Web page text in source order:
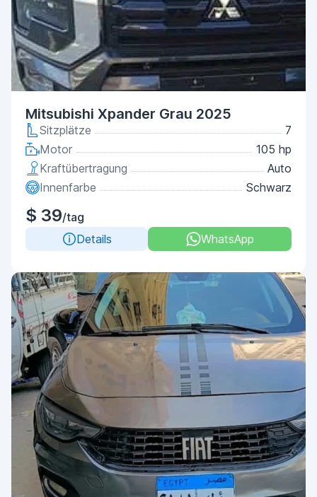
Mitsubishi Xpander Grau 2025
Sitzplätze
7
Motor
105 hp
Kraftübertragung
Auto
Innenfarbe
Schwarz
$ 39/tag
Details
WhatsApp